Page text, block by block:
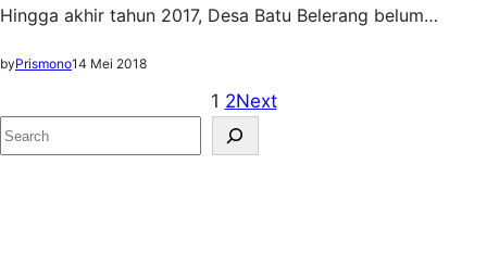
Hingga akhir tahun 2017, Desa Batu Belerang belum…
byPrismono14 Mei 2018
1 2Next
S
e